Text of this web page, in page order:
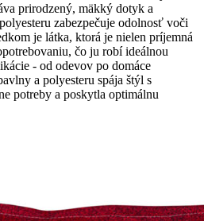
prirodzený, mäkký dotyk a
zabezpečuje odolnosť voči
je látka, ktorá je nielen príjemná
čo ju robí ideálnou
- od odevov po domáce
a polyesteru spája štýl s
potreby a poskytla optimálnu